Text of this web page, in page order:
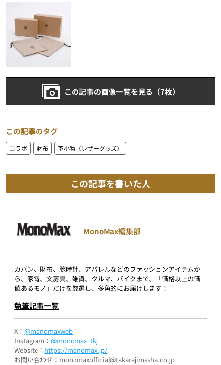
この記事の画像一覧を見る（7枚）
この記事のタグ
コラボ 財布 革小物（レザーグッズ）
この記事を書いた人
MonoMax編集部
カバン、財布、腕時計、アパレルなどのファッションアイテムか
ら、家電、文房具、雑貨、クルマ、バイクまで、「価格以上の価
値あるモノ」だけを厳選し、多角的にお届けします！
執筆記事一覧
X：@monomaxweb
Instagram：@monomax_tkj
Website： https://monomax.jp/
お問い合わせ：monomaxofficial@takarajimasha.co.jp